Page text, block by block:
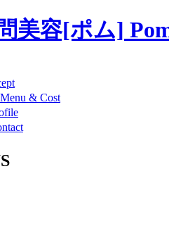
Menu & Cost